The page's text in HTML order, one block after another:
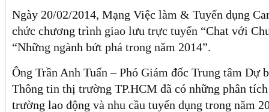
Ngày 20/02/2014, Mạng Việc làm & Tuyển dụng
chức chương trình giao lưu trực tuyến “Chat với
“Những ngành bứt phá trong năm 2014”.
Ông Trần Anh Tuấn – Phó Giám đốc Trung tâm Dự
Thông tin thị trường TP.HCM đã có những phân
trường lao động và nhu cầu tuyển dụng trong năm